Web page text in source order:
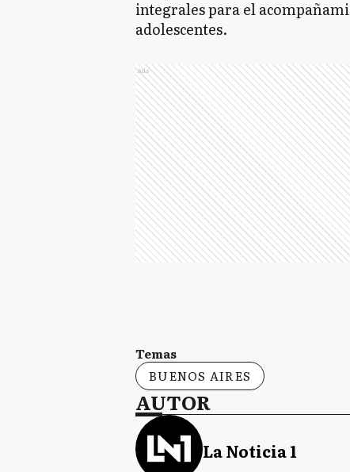
integrales para el
adolescentes.
Ads
Temas
BUENOS AIRES
AUTOR
La Noticia 1